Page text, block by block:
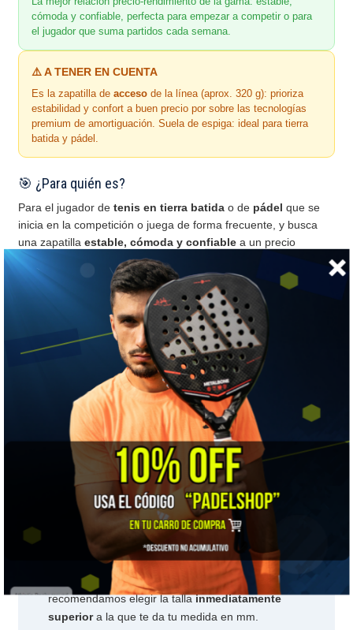
cómoda y confiable, perfecta para empezar a competir o para
el jugador que suma partidos cada semana.
⚠️ A TENER EN CUENTA
Es la zapatilla deacceso de la línea (aprox. 320 g): prioriza
estabilidad y confort a buen precio por sobre las tecnologías
premium de amortiguación. Suela de espiga: ideal para tierra
batida y pádel.
🎯 ¿Para quién es?
Para el jugador detenis en tierra batida o de pádel que se
inicia en la competición o juega de forma frecuente, y busca
una zapatillaestable, cómoda y confiable a un precio
📏 Guía de tallas
Encuentra tu talla en 3 pasos, sin salir de casa
Consejo de talla:por experiencia, Asics calza
. Te recomendamos pediruna talla más
de la que usas habitualmente (y de la que te da tu
medida). Si dudas entre dos, quédate siempre con
mayor .
Talón contra la pared, de pie y con el
calcetín con el que juegas. Marca dónde termina tu
dedo más largo y mide en
milímetrosdesde la pared
hasta la marca.
Busca esos milímetrosen la columna mm
talla europea (EUR) en la misma fila.
Suma una talla:como Asics calza ajustado, te
recomendamos elegir la tallainmediatamente
superiora la que te da tu medida en mm.